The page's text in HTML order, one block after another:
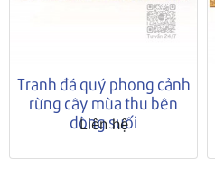
Tranh đá quý phong cảnh
rừng cây mùa thu bên
dòng suối
Liên hệ